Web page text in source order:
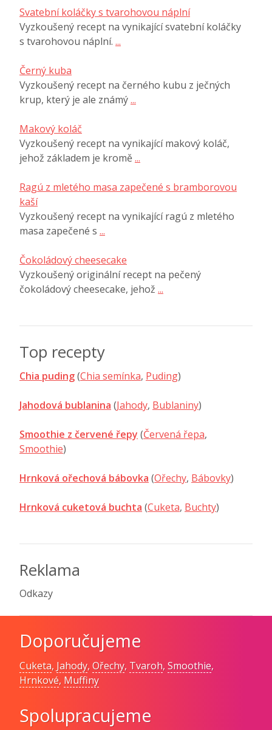
Svatební koláčky s tvarohovou náplní
Vyzkoušený recept na vynikající svatební koláčky
s tvarohovou náplní. ...
Černý kuba
Vyzkoušený recept na černého kubu z ječných
krup, který je ale známý...
Makový koláč
Vyzkoušený recept na vynikající makový koláč,
jehož základem je kromě...
Ragú z mletého masa zapečené s bramborovou
kaší
Vyzkoušený recept na vynikající ragú z mletého
masa zapečené s ...
Čokoládový cheesecake
Vyzkoušený originální recept na pečený
čokoládový cheesecake, jehož ...
Top recepty
Chia puding(Chia semínka, Puding)
Jahodová bublanina (Jahody, Bublaniny)
Smoothie z červené řepy (Červená řepa,
Smoothie)
Hrnková ořechová bábovka (Ořechy, Bábovky)
Hrnková cuketová buchta (Cuketa, Buchty)
Reklama
Odkazy
Doporučujeme
Cuketa, Jahody,Ořechy, Tvaroh,Smoothie,
Hrnkové, Muffiny
Spolupracujeme